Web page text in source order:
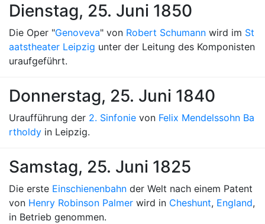
Dienstag, 25. Juni 1850
Die Oper "Genoveva" von Robert Schumann wird im St
aatstheater Leipzig unter der Leitung des Komponisten
uraufgeführt.
Donnerstag, 25. Juni 1840
Uraufführung der 2. Sinfonie von Felix Mendelssohn Ba
rtholdy in Leipzig.
Samstag, 25. Juni 1825
Die erste Einschienenbahn der Welt nach einem Patent
von Henry Robinson Palmer wird in Cheshunt, England,
in Betrieb genommen.